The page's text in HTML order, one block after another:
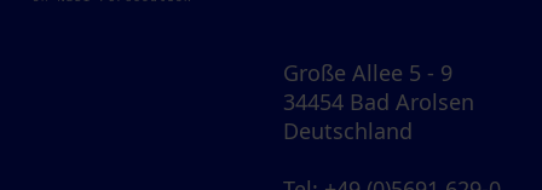
Große Allee 5 - 9
34454 Bad Arolsen
Deutschland